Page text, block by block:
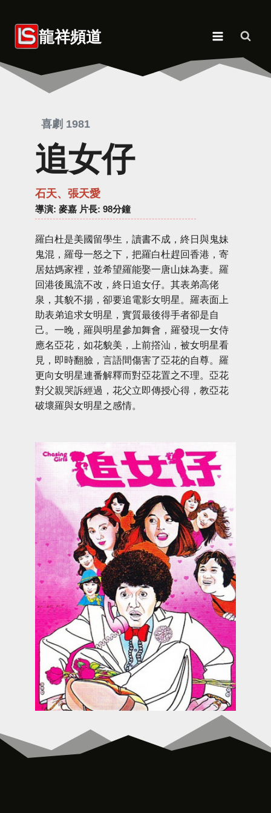
content 龍祥頻道
喜劇 1981
追女仔
石天、張天愛
導演: 麥嘉 片長: 98分鐘
羅白杜是美國留學生，讀書不成，終日與鬼妹
鬼混，羅母一怒之下，把羅白杜趕回香港，寄
居姑媽家裡，並希望羅能娶一唐山妹為妻。羅
回港後風流不改，終日追女仔。其表弟高佬
泉，其貌不揚，卻要追電影女明星。羅表面上
助表弟追求女明星，實質最後得手者卻是自
己。一晚，羅與明星參加舞會，羅發現一女侍
應名亞花，如花貌美，上前撘汕，被女明星看
見，即時翻臉，言語間傷害了亞花的自尊。羅
更向女明星連番解釋而對亞花置之不理。亞花
對父親哭訴經過，花父立即傳授心得，教亞花
破壞羅與女明星之感情。